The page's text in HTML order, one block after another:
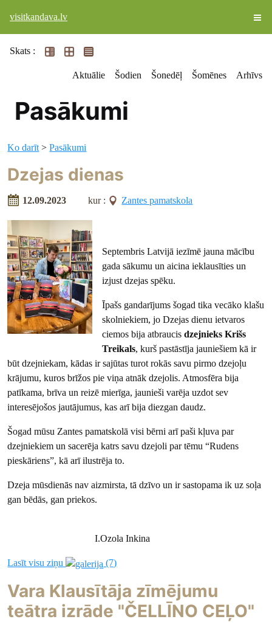
visitkandava.lv
Skats :
Aktuālie Šodien Šonedēļ Šomēnes Arhīvs
Pasākumi
Ko darīt >Pasākumi
Dzejas dienas
12.09.2023 kur : Zantes pamatskola
Septembris Latvijā iezīmē jauna mācību
gada sākumu un aicina ieklausīties un
izjust dzejas spēku.
Īpašs gandarījums šogad tika vecāko klašu
skolniekiem, jo Dzejas dienu ietvaros
ciemos bija atbraucisdzejnieks Krišs
Treikals, kurš pastāstīja jauniešiem kā ir
būt dzejniekam, kādas ir sajūtas turot rokās savu pirmo dzejoļu
krājumu, kuros brīžos pie viņa atnāk dzejolis. Atmosfēra bija
patīkama, brīva un reizē mierīga, jaunieši varēja uzdot sev
interesējošos jautājumus, kas arī bija diezgan daudz.
Šogad mūsu Zantes pamatskolā visi bērni arī paši kļuva par
dzejniekiem un sacerēja katrs savu dzejoli par tēmu “Rudens
pieskāriens”, kā arī ilustrēja to.
Dzeja mūsdienās nav aizmirsta, tā dzīvo un ir sastopama ik uz soļa
gan bēdās, gan priekos.
I.Ozola Inkina
Lasīt visu ziņu (7)
Vara Klausītāja zīmējumu
teātra izrāde "ČELLĪNO CEĻO"